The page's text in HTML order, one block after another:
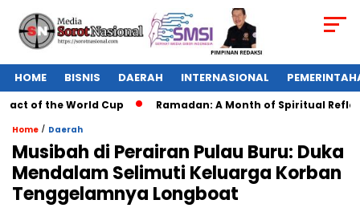
HOME BISNIS DAERAH INTERNASIONAL
of the World Cup Ramadan: A Month of Spiritual
Home / Daerah
Musibah di Perairan Pulau Buru: Duka
Mendalam Selimuti Keluarga Korban
Tenggelamnya Longboat